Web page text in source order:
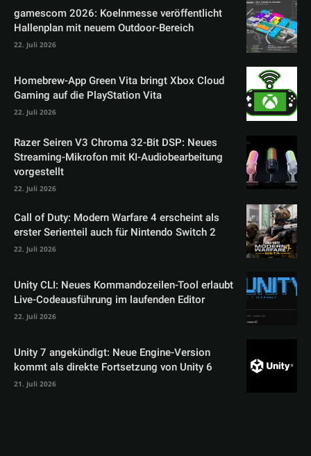
gamescom 2026: Koelnmesse veröffentlicht
Hallenplan mit neuem Outdoor-Bereich
22. Juli 2026
Homebrew-App Green Vita bringt Xbox Cloud
Gaming auf die PlayStation Vita
22. Juli 2026
Razer Seiren V3 Chroma 32-Bit DSP: Neues
Streaming-Mikrofon mit KI-Audiobearbeitung
vorgestellt
22. Juli 2026
Call of Duty: Modern Warfare 4 erscheint als
erster Serienteil auch für Nintendo Switch 2
22. Juli 2026
Unity CLI: Neues Kommandozeilen-Tool erlaubt
Live-Codeausführung im laufenden Editor
22. Juli 2026
Unity 7 angekündigt: Neue Engine-Version
kommt als direkte Fortsetzung von Unity 6
21. Juli 2026